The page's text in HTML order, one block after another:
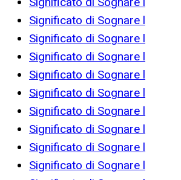
Significato di Sognare l
Significato di Sognare l
Significato di Sognare l
Significato di Sognare l
Significato di Sognare l
Significato di Sognare l
Significato di Sognare l
Significato di Sognare l
Significato di Sognare l